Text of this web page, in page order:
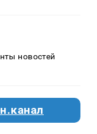
новостей